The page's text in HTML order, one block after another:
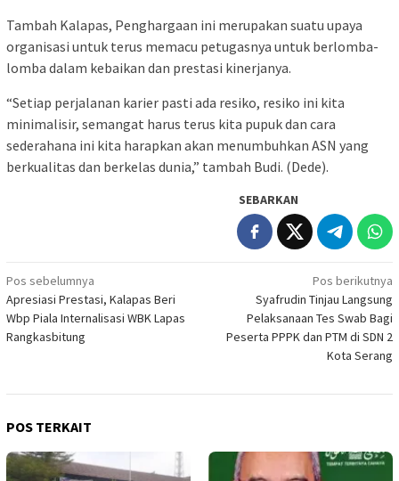
Tambah Kalapas, Penghargaan ini merupakan suatu upaya
organisasi untuk terus memacu petugasnya untuk berlomba-
lomba dalam kebaikan dan prestasi kinerjanya.
“Setiap perjalanan karier pasti ada resiko, resiko ini kita
minimalisir, semangat harus terus kita pupuk dan cara
sederahana ini kita harapkan akan menumbuhkan ASN yang
berkualitas dan berkelas dunia,” tambah Budi. (Dede).
SEBARKAN
Navigasi
pos
Pos sebelumnya
Apresiasi Prestasi, Kalapas Beri
Wbp Piala Internalisasi WBK Lapas
Rangkasbitung
Pos berikutnya
Syafrudin Tinjau Langsung
Pelaksanaan Tes Swab Bagi
Peserta PPPK dan PTM di SDN 2
Kota Serang
POS TERKAIT